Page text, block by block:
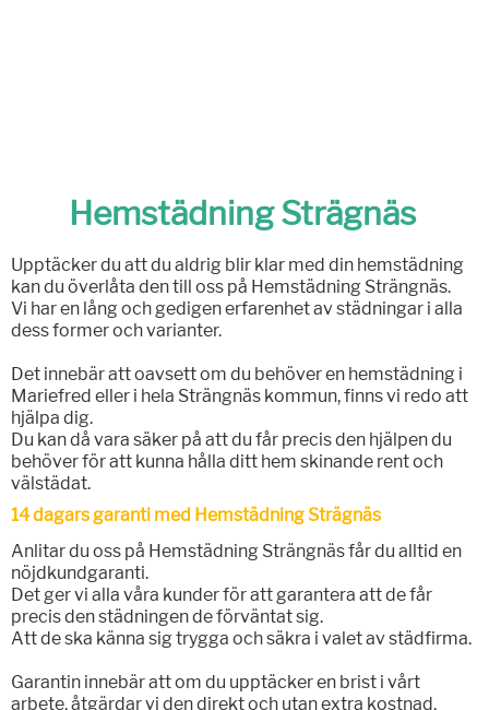
Hemstädning Strägnäs
Upptäcker du att du aldrig blir klar med din hemstädning
kan du överlåta den till oss på Hemstädning Strängnäs.
Vi har en lång och gedigen erfarenhet av städningar i alla
dess former och varianter.
Det innebär att oavsett om du behöver en hemstädning i
Mariefred eller i hela Strängnäs kommun, finns vi redo att
hjälpa dig.
Du kan då vara säker på att du får precis den hjälpen du
behöver för att kunna hålla ditt hem skinande rent och
välstädat.
14 dagars garanti med Hemstädning Strägnäs
Anlitar du oss på Hemstädning Strängnäs får du alltid en
nöjdkundgaranti.
Det ger vi alla våra kunder för att garantera att de får
precis den städningen de förväntat sig.
Att de ska känna sig trygga och säkra i valet av städfirma.
Garantin innebär att om du upptäcker en brist i vårt
arbete, åtgärdar vi den direkt och utan extra kostnad.